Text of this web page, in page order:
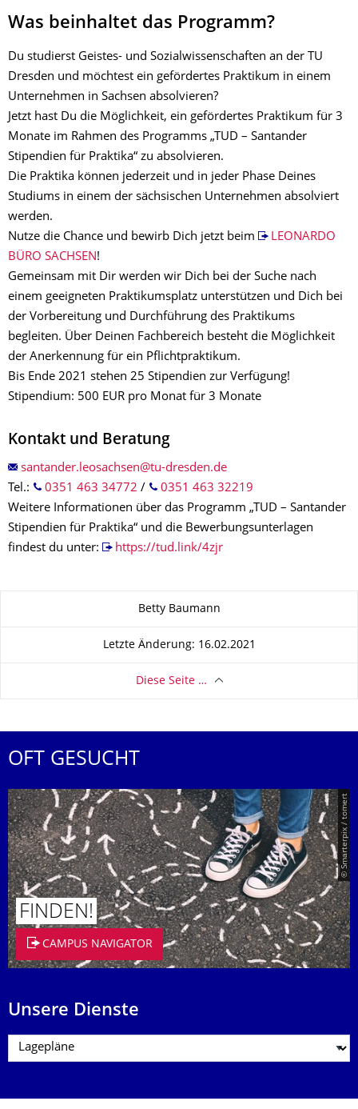
Was beinhaltet das Programm?
Du studierst Geistes- und Sozialwissenschaften an der TU
Dresden und möchtest ein gefördertes Praktikum in einem
Unternehmen in Sachsen absolvieren?
Jetzt hast Du die Möglichkeit, ein gefördertes Praktikum für 3
Monate im Rahmen des Programms „TUD – Santander
Stipendien für Praktika“ zu absolvieren.
Die Praktika können jederzeit und in jeder Phase Deines
Studiums in einem der sächsischen Unternehmen absolviert
werden.
Nutze die Chance und bewirb Dich jetzt beim
LEONARDO
BÜRO SACHSEN!
Gemeinsam mit Dir werden wir Dich bei der Suche nach
einem geeigneten Praktikumsplatz unterstützen und Dich bei
der Vorbereitung und Durchführung des Praktikums
begleiten. Über Deinen Fachbereich besteht die Möglichkeit
der Anerkennung für ein Pflichtpraktikum.
Bis Ende 2021 stehen 25 Stipendien zur Verfügung!
Stipendium: 500 EUR pro Monat für 3 Monate
Kontakt und Beratung
Tel.: 0351 463 34772 /
0351 463 32219
Weitere Informationen über das Programm „TUD – Santander
Stipendien für Praktika“ und die Bewerbungsunterlagen
findest du unter:
https://tud.link/4zjr
Betty Baumann
Letzte Änderung: 16.02.2021
Diese Seite …
OFT GESUCHT
© Smarterpix / tomert
FINDEN!
CAMPUS NAVIGATOR
Unsere Dienste